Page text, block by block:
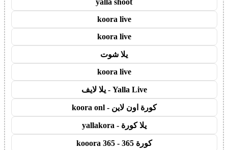
koora live
koora live
يلا شوت
koora live
Yalla Live - يلا لايف
كورة اون لاين - koora onl
يلا كورة - yallakora
كورة 365 - kooora 365